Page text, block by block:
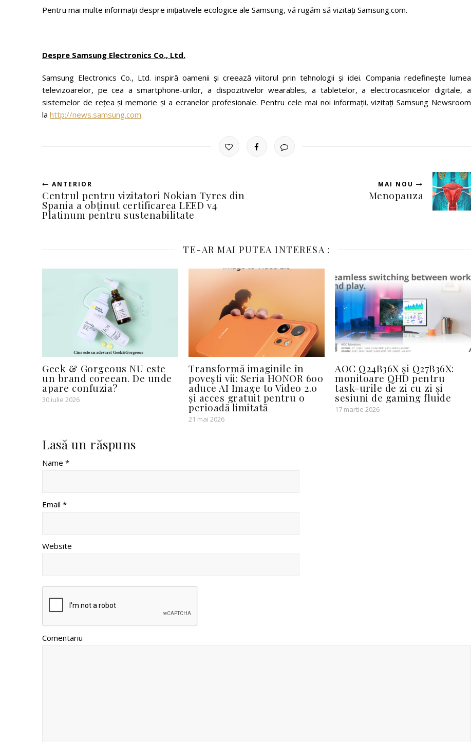
Pentru mai multe informații despre inițiativele ecologice ale Samsung, vă rugăm să vizitați Samsung.com.
Despre Samsung Electronics Co., Ltd.
Samsung Electronics Co., Ltd. inspiră oamenii și creează viitorul prin tehnologii și idei. Compania redefinește lumea
televizoarelor, pe cea a smartphone-urilor, a dispozitivelor wearables, a tabletelor, a electrocasnicelor digitale, a
sistemelor de rețea și memorie și a ecranelor profesionale. Pentru cele mai noi informații, vizitați Samsung Newsroom
la http://news.samsung.com.
ANTERIOR
Centrul pentru vizitatori Nokian Tyres din
Spania a obținut certificarea LEED v4
Platinum pentru sustenabilitate
MAI NOU
Menopauza
TE-AR MAI PUTEA INTERESA :
Geek & Gorgeous NU este
un brand coreean. De unde
apare confuzia?
30 iulie 2026
Transformă imaginile în
povești vii: Seria HONOR 600
aduce AI Image to Video 2.0
și acces gratuit pentru o
perioadă limitată
21 mai 2026
AOC Q24B36X și Q27B36X:
monitoare QHD pentru
task-urile de zi cu zi și
sesiuni de gaming fluide
17 martie 2026
Lasă un răspuns
Name *
Email *
Website
Comentariu